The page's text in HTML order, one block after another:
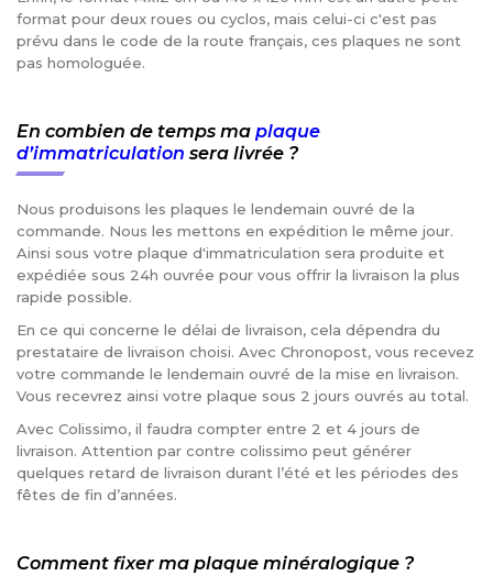
format pour deux roues ou cyclos, mais celui-ci c'est pas
prévu dans le code de la route français, ces plaques ne sont
pas homologuée.
En combien de temps ma plaque
d’immatriculation sera livrée ?
Nous produisons les plaques le lendemain ouvré de la
commande. Nous les mettons en expédition le même jour.
Ainsi sous votre plaque d'immatriculation sera produite et
expédiée sous 24h ouvrée pour vous offrir la livraison la plus
rapide possible.
En ce qui concerne le délai de livraison, cela dépendra du
prestataire de livraison choisi. Avec Chronopost, vous recevez
votre commande le lendemain ouvré de la mise en livraison.
Vous recevrez ainsi votre plaque sous 2 jours ouvrés au total.
Avec Colissimo, il faudra compter entre 2 et 4 jours de
livraison. Attention par contre colissimo peut générer
quelques retard de livraison durant l’été et les périodes des
fêtes de fin d’années.
Comment fixer ma plaque minéralogique ?